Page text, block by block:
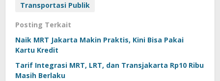
Transportasi Publik
Posting Terkait
Naik MRT Jakarta Makin Praktis, Kini Bisa Pakai
Kartu Kredit
Tarif Integrasi MRT, LRT, dan Transjakarta Rp10 Ribu
Masih Berlaku